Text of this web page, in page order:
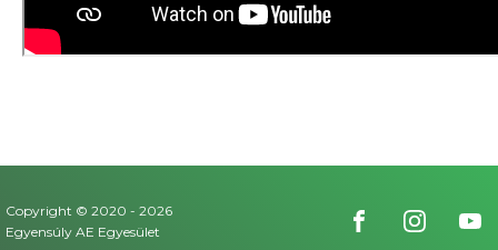
Copyright © 2020 - 2026
Egyensúly AE Egyesület